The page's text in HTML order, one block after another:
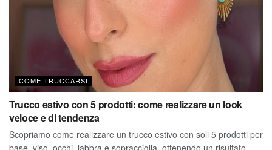
COME TRUCCARSI
Trucco estivo con 5 prodotti: come realizzare un look
veloce e di tendenza
Scopriamo come realizzare un trucco estivo con soli 5 prodotti per
base, viso, occhi, labbra e sopracciglia, ottenendo un risultato...